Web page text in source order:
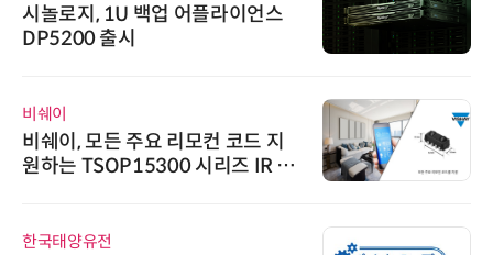
시놀로지, 1U 백업 어플라이언스
DP5200 출시
비쉐이
비쉐이, 모든 주요 리모컨 코드 지
원하는 TSOP15300 시리즈 IR 수
한국태양유전